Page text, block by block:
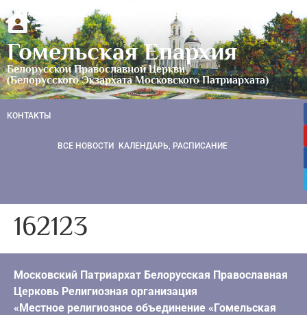
Гомельская Епархия
Белорусской Православной Церкви
(Белорусского Экзархата Московского Патриархата)
КОНТАКТЫ
ВСЕ НОВОСТИ КАЛЕНДАРЬ, РАСПИСАНИЕ
162123
Московский Патриархат Белорусская Православная
Церковь Религиозная организация
«Местное религиозное объединение «Гомельская